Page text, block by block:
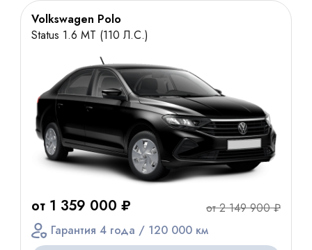
Volkswagen Polo
Status 1.6 MT (110 Л.С.)
от 1 359 000 ₽
от 2 149 900 ₽
Гарантия 4 года / 120 000 км